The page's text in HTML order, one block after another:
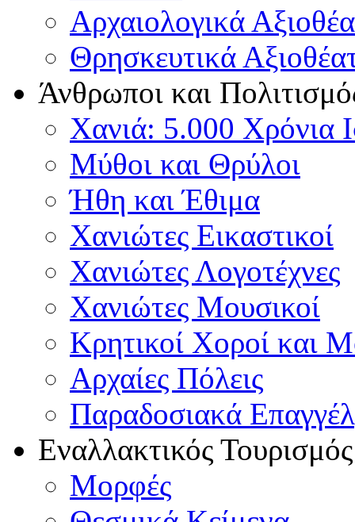
Αρχαιολογικά
Θρησκευτικά
Άνθρωποι και
Χανιά: 5.000 Χρόνια
Μύθοι και Θρύλοι
Ήθη και Έθιμα
Χανιώτες Εικαστικοί
Χανιώτες Λογοτέχνες
Χανιώτες Μουσικοί
Κρητικοί Χοροί και
Αρχαίες Πόλεις
Παραδοσιακά
Εναλλακτικός Τουρισμός
Μορφές